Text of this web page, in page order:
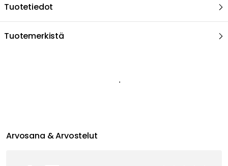
Tuotetiedot
Tuotemerkistä